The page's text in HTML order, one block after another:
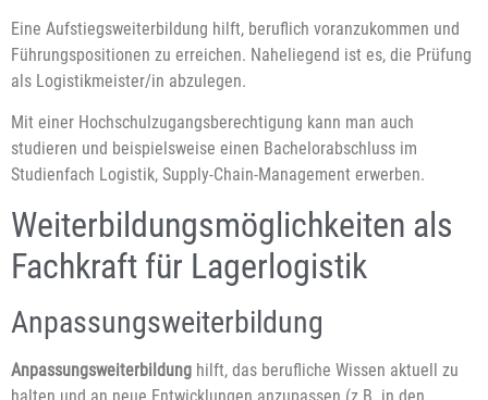
Eine Aufstiegsweiterbildung hilft, beruflich voranzukommen und
Führungspositionen zu erreichen. Naheliegend ist es, die Prüfung
als Logistikmeister/in abzulegen.
Mit einer Hochschulzugangsberechtigung kann man auch
studieren und beispielsweise einen Bachelorabschluss im
Studienfach Logistik, Supply-Chain-Management erwerben.
Weiterbildungsmöglichkeiten als
Fachkraft für Lagerlogistik
Anpassungsweiterbildung
Anpassungsweiterbildung hilft, das berufliche Wissen aktuell zu
halten und an neue Entwicklungen anzupassen (z.B. in den